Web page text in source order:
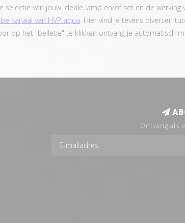
selectie van jouw ideale lamp en/of set en de werking
kanaal van HVP aqua . Hier vind je tevens diversen
op het "belletje" te klikken ontvang je automatisch
Ontvang als